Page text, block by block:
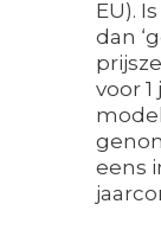
EU).
dan
voor 1
eens